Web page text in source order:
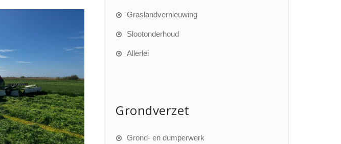
Graslandvernieuwing
Slootonderhoud
Allerlei
Grondverzet
Grond- en dumperwerk